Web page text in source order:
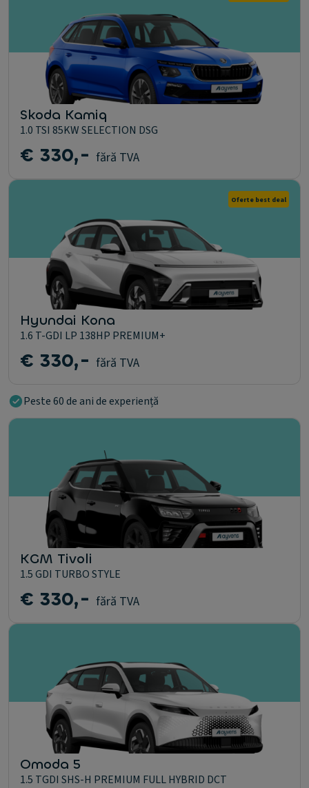
Skoda Kamiq
1.0 TSI 85KW SELECTION DSG
€ 330,- fără TVA
Oferte best deal
Hyundai Kona
1.6 T-GDI LP 138HP PREMIUM+
€ 330,- fără TVA
Peste 60 de ani de experiență
KGM Tivoli
1.5 GDI TURBO STYLE
€ 330,- fără TVA
Omoda 5
1.5 TGDI SHS-H PREMIUM FULL HYBRID DCT